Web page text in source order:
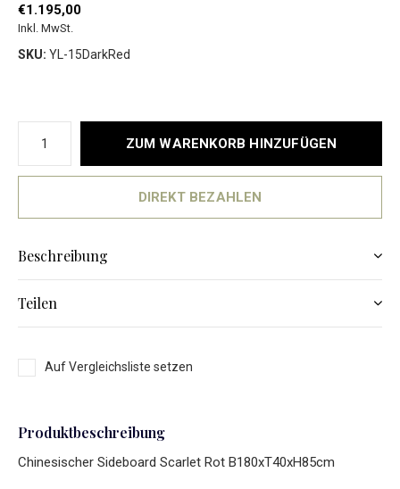
€1.195,00
Inkl. MwSt.
SKU: YL-15DarkRed
ZUM WARENKORB HINZUFÜGEN
DIREKT BEZAHLEN
Beschreibung
Teilen
Auf Vergleichsliste setzen
Produktbeschreibung
Chinesischer Sideboard Scarlet Rot B180xT40xH85cm